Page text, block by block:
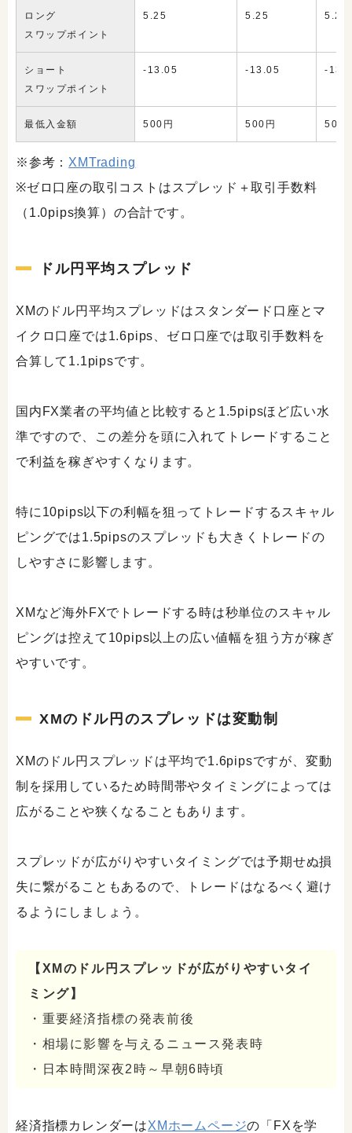
ロング
スワップポイント
5.25 5.25 5.25
ショート
スワップポイント
-13.05 -13.05 -
最低入金額 500円 500円 500
※参考： XMTrading
※ゼロ口座の取引コストはスプレッド＋取引手数料
（1.0pips換算）の合計です。
ドル円平均スプレッド
XMのドル円平均スプレッドはスタンダード口座とマ
イクロ口座では1.6pips、ゼロ口座では取引手数料を
合算して1.1pipsです。
国内FX業者の平均値と比較すると1.5pipsほど広い水
準ですので、この差分を頭に入れてトレードすること
で利益を稼ぎやすくなります。
特に10pips以下の利幅を狙ってトレードするスキャル
ピングでは1.5pipsのスプレッドも大きくトレードの
しやすさに影響します。
XMなど海外FXでトレードする時は秒単位のスキャル
ピングは控えて10pips以上の広い値幅を狙う方が稼ぎ
やすいです。
XMのドル円のスプレッドは変動制
XMのドル円スプレッドは平均で1.6pipsですが、変動
制を採用しているため時間帯やタイミングによっては
広がることや狭くなることもあります。
スプレッドが広がりやすいタイミングでは予期せぬ損
失に繋がることもあるので、トレードはなるべく避け
るようにしましょう。
【XMのドル円スプレッドが広がりやすいタイ
ミング】
・重要経済指標の発表前後
・相場に影響を与えるニュース発表時
・日本時間深夜2時～早朝6時頃
経済指標カレンダーはXMホームページの「FXを学